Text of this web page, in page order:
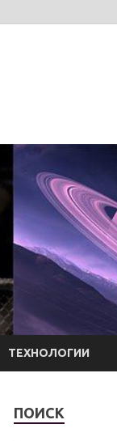
ТЕХНОЛОГИИ
ПОИСК